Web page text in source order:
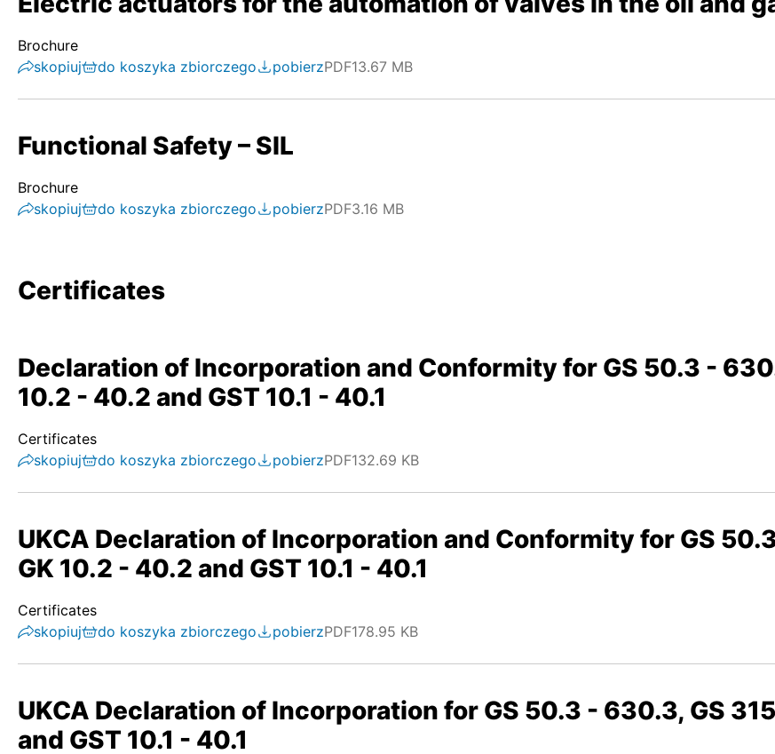
Brochure
skopiuj
do koszyka zbiorczego pobierzPDF13.67 MB
Functional Safety – SIL
Brochure
skopiuj
do koszyka zbiorczego pobierzPDF3.16 MB
Certificates
Declaration of Incorporation and Conformity for GS 50.3 -
10.2 - 40.2 and GST 10.1 - 40.1
Certificates
skopiuj
do koszyka zbiorczego pobierzPDF132.69 KB
UKCA Declaration of Incorporation and Conformity for GS
GK 10.2 - 40.2 and GST 10.1 - 40.1
Certificates
skopiuj
do koszyka zbiorczego pobierzPDF178.95 KB
UKCA Declaration of Incorporation for GS 50.3 - 630.3, GS
and GST 10.1 - 40.1